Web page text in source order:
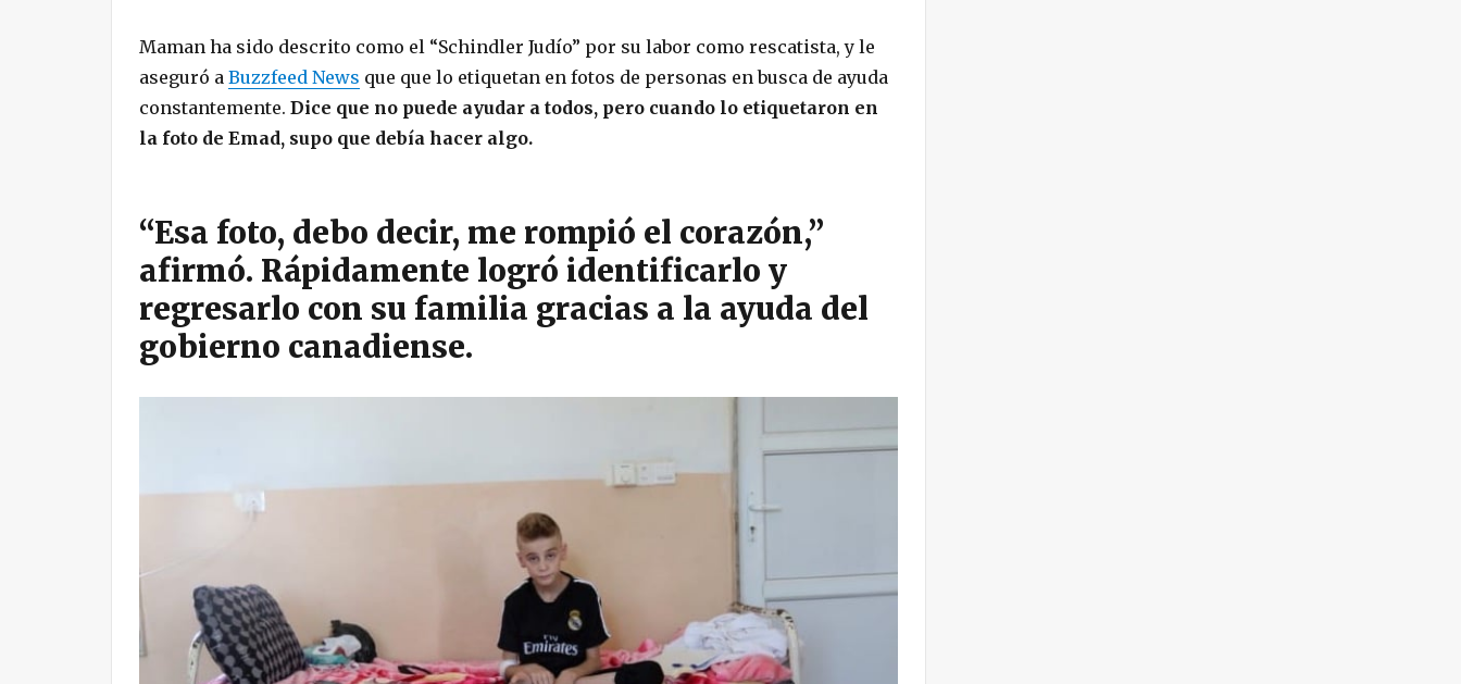
Maman ha sido descrito como el “Schindler Judío” por su labor como rescatista, y le
aseguró a Buzzfeed News que que lo etiquetan en fotos de personas en busca de ayuda
constantemente. Dice que no puede ayudar a todos, pero cuando lo etiquetaron en
la foto de Emad, supo que debía hacer algo.
“Esa foto, debo decir, me rompió el corazón,”
afirmó. Rápidamente logró identificarlo y
regresarlo con su familia gracias a la ayuda del
gobierno canadiense.